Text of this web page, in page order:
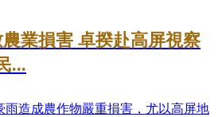
業損害 卓揆赴高屏視察
...
造成農作物嚴重損害，尤以高屏地